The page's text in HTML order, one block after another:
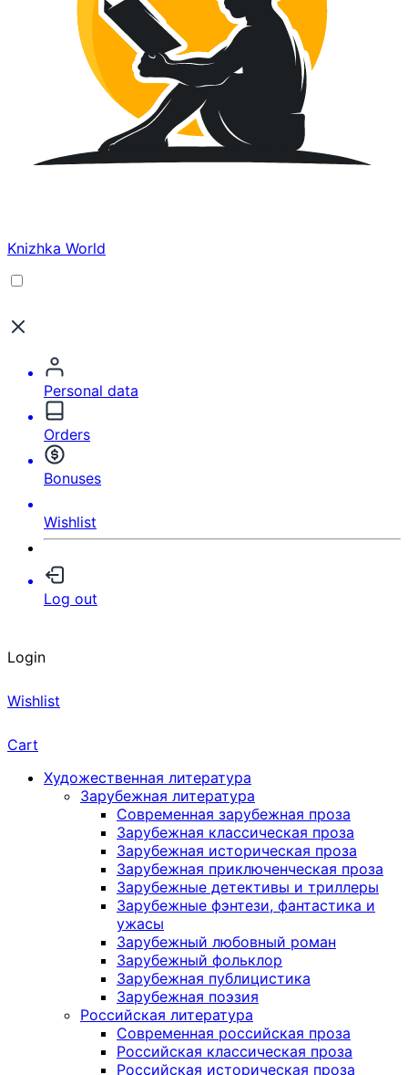
Knizhka World
Personal data
Orders
Bonuses
Wishlist
Log out
Login
Wishlist
Cart
Художественная литература
Зарубежная литература
Современная зарубежная проза
Зарубежная классическая проза
Зарубежная историческая проза
Зарубежная приключенческая проза
Зарубежные детективы и триллеры
Зарубежные фэнтези, фантастика и
ужасы
Зарубежный любовный роман
Зарубежный фольклор
Зарубежная публицистика
Зарубежная поэзия
Российская литература
Современная российская проза
Российская классическая проза
Российская историческая проза